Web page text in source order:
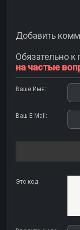
Добавить
Обязательно к
на частые
Ваше Имя:
Ваш E-Mail:
Это код: